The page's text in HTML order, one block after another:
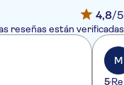
«Puerta de la
la auténtica
encantado de
la historia del
4,8/5
reseñas están verificadas
M
5